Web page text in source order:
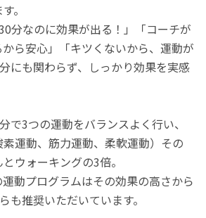
。
分なのに効果が出る！」「コーチが
ら安心」「キツくないから、運動が
にも関わらず、しっかり効果を実感
で3つの運動をバランスよく行い、
素運動、筋力運動、柔軟運動）その
ウォーキングの3倍。
動プログラムはその効果の高さから
も推奨いただいています。